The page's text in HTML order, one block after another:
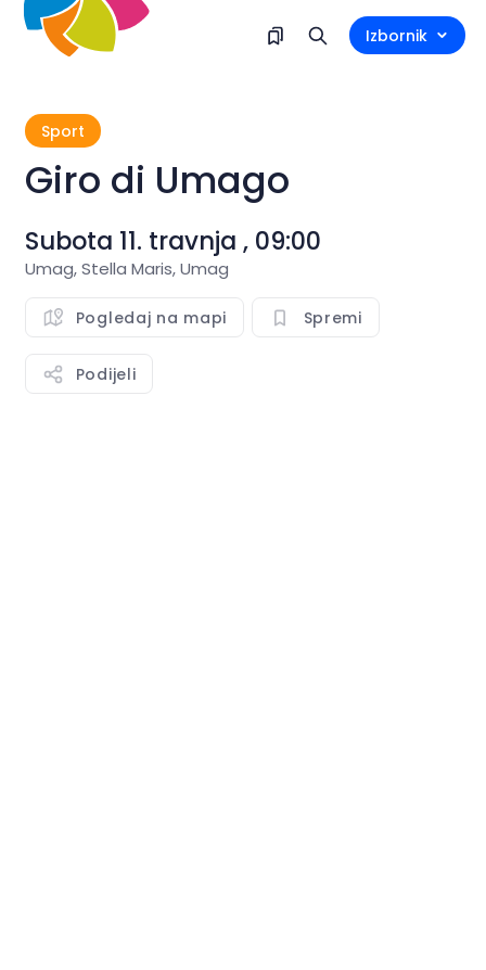
Izbornik
Sport
Giro di Umago
Subota 11. travnja , 09:00
Umag, Stella Maris, Umag
Pogledaj na mapi Spremi
Podijeli